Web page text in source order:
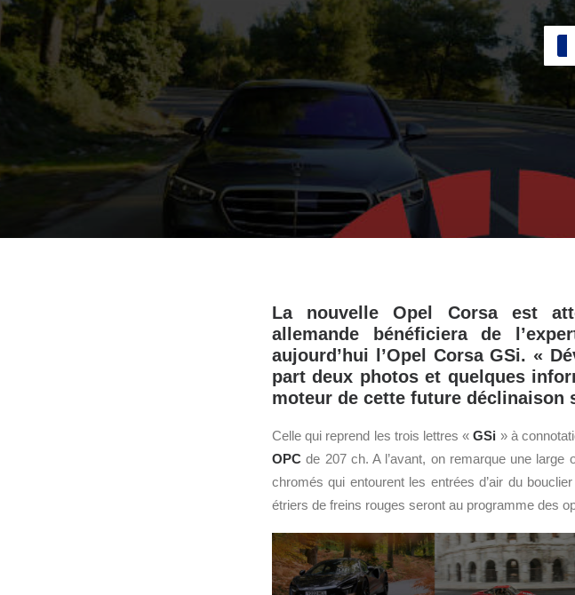
La nouvelle Opel Corsa est
allemande bénéficiera de
aujourd’hui l’Opel Corsa GSi. «
part deux photos et quelques
moteur de cette future déclinaison
Celle qui reprend les trois lettres «GSi » à
OPC de 207 ch. A l’avant, on remarque une
chromés qui entourent les entrées d’air du
étriers de freins rouges seront au programme des